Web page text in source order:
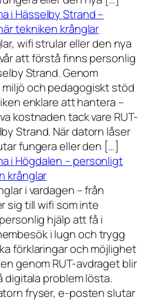
i Hässelby Strand –
tekniken krånglar
wifi strular eller den nya
att förstå finns personlig
Strand. Genom
och pedagogiskt stöd
enklare att hantera –
kostnaden tack vare RUT-
Strand. När datorn låser
fungera eller den […]
i Högdalen – personligt
krånglar
i vardagen – från
sig till wifi som inte
hjälp att få i
i lugn och trygg
förklaringar och möjlighet
genom RUT-avdraget blir
digitala problem lösta.
fryser, e-posten slutar